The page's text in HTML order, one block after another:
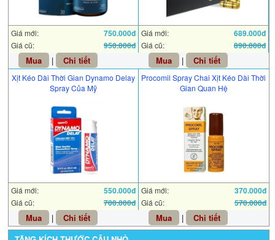
Giá mới: 750.000đ
Giá cũ: 950.000đ
Mua | Chi tiết
Giá mới: 689.000đ
Giá cũ: 890.000đ
Mua | Chi tiết
Xịt Kéo Dài Thời Gian Dynamo Delay
Spray Của Mỹ
Giá mới: 550.000đ
Giá cũ: 700.000đ
Mua | Chi tiết
Procomil Spray Chai Xịt Kéo Dài Thời
Gian Quan Hệ
Giá mới: 370.000đ
Giá cũ: 570.000đ
Mua |
Chi tiết